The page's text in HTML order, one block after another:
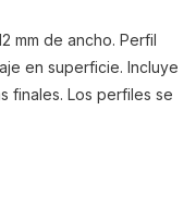
mm de ancho. Perfil
en superficie. Incluye
finales. Los perfiles se